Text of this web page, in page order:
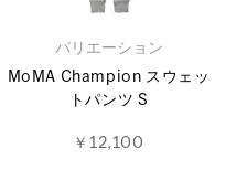
バリエーション
MoMA Champion スウェッ
トパンツ S
￥12,100